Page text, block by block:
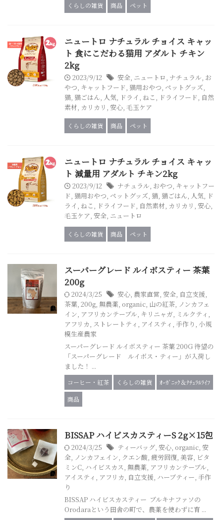
くらしの雑貨 商品 ペット
ニュートロ ナチュラル チョイス キャッ
ト 食にこだわる猫用 アダルト チキン
2kg
2023/9/12 安全, ニュートロ, ナチュラル, お
やつ, キャットフード, 猫用おやつ, ペットグッズ,
猫, 猫ごはん, 人気, ドライ , ねこ, ドライフード, 自然
素材, カリカリ , 安心, 毛玉ケア
くらしの雑貨 商品 ペット
ニュートロ ナチュラル チョイス キャッ
ト 減量用 アダルト チキン2kg
2023/9/12 ナチュラル, おやつ, キャットフー
ド, 猫用おやつ, ペットグッズ, 猫, 猫ごはん, 人気, ド
ライ , ねこ, ドライフード, 自然素材, カリカリ , 安心,
毛玉ケア, 安全, ニュートロ
くらしの雑貨 商品 ペット
スーパーグレード ルイボスティー 茶葉
200g
2024/3/25 安心, 農家直営, 安全, 自立支援,
茶葉, 200g, 無農薬, organic, 山の紅茶, ノンカフェ
イン, アフリカンテーブル, キリニャガ, ミルクティ ,
アフリカ, ストレートティ , アイスティ , 手作り , 小規
模生産農家
スーパーグレード ルイボスティー 茶葉 200G 待望の
「スーパーグレード ルイボス・ティー」が入荷し
ました！ ...
コーヒー・紅茶 くらしの雑貨
ｵｰｶﾞﾆｯｸ＆ﾅﾁｭﾗﾙﾗｲﾌ
商品
BISSAP ハイビスカスティーS 2g×15包
2024/3/25 ティーバッグ, 安心, organic, 安
全, ノンカフェイン, クエン酸, 疲労回復, 美容, ビタ
ミンC, ハイビスカス, 無農薬, アフリカンテーブル,
アイスティ , アフリカ, 自立支援, ハーブティー, 手作
り
BISSAP ハイビスカスティー ブルキナファソの
Orodaraという田舎の町で、農薬を使わずに育 ...